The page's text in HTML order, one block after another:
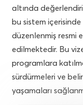
altında
bu sistem
düzenlenmiş resmi
edilmektedir. Bu
programlara
sürdürmeleri ve
yaşamaları